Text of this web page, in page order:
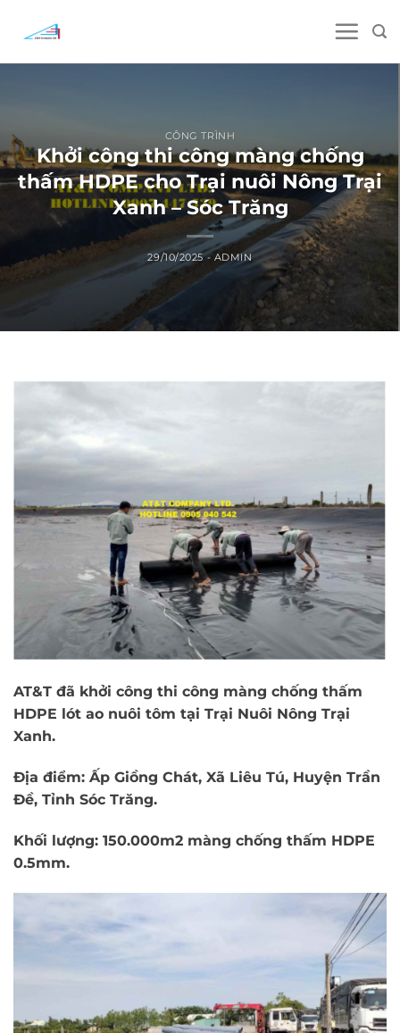
CÔNG TRÌNH
Khởi công thi công màng chống
thấm HDPE cho Trại nuôi Nông Trại
Xanh – Sóc Trăng
29/10/2025- ADMIN
AT&T đã khởi công thi công màng chống thấm
HDPE lót ao nuôi tôm tại Trại Nuôi Nông Trại
Xanh.
Địa điểm: Ấp Giồng Chát, Xã Liêu Tú, Huyện Trần
Đề, Tỉnh Sóc Trăng.
Khối lượng: 150.000m2 màng chống thấm HDPE
0.5mm.